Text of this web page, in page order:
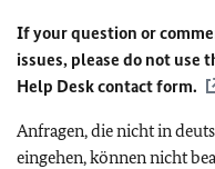
If your question or
issues, please do not use
Help Desk contact form.
Anfragen, die nicht in
eingehen, können nicht